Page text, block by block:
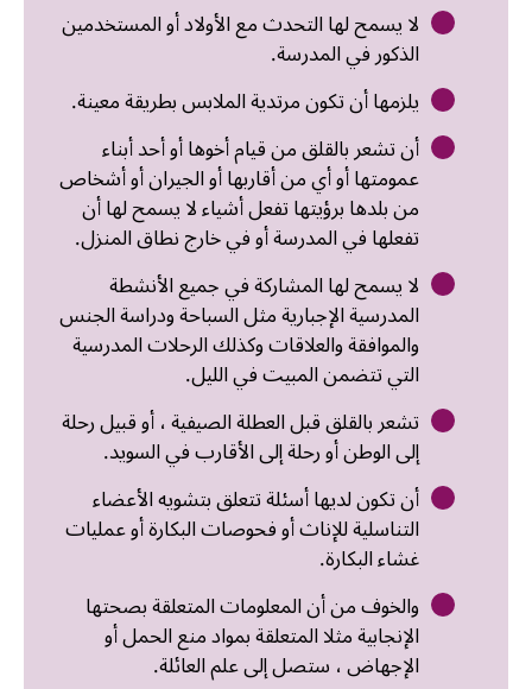
لا يسمح لها التحدث مع الأولاد أو المستخدمين
الذكور في المدرسة.
يلزمها أن تكون مرتدية الملابس بطريقة معينة.
أن تشعر بالقلق من قيام أخوها أو أحد أبناء
عمومتها أو أي من أقاربها أو الجيران أو أشخاص
من بلدها برؤيتها تفعل أشياء لا يسمح لها أن
تفعلها في المدرسة أو في خارج نطاق المنزل.
لا يسمح لها المشاركة في جميع الأنشطة
المدرسية الإجبارية مثل السباحة ودراسة الجنس
والموافقة والعلاقات وكذلك الرحلات المدرسية
التي تتضمن المبيت في الليل.
تشعر بالقلق قبل العطلة الصيفية ، أو قبيل رحلة
إلى الوطن أو رحلة إلى الأقارب في السويد.
أن تكون لديها أسئلة تتعلق بتشويه الأعضاء
التناسلية للإناث أو فحوصات البكارة أو عمليات
غشاء البكارة.
والخوف من أن المعلومات المتعلقة بصحتها
الإنجابية مثلا المتعلقة بمواد منع الحمل أو
الإجهاض ، ستصل إلى علم العائلة.